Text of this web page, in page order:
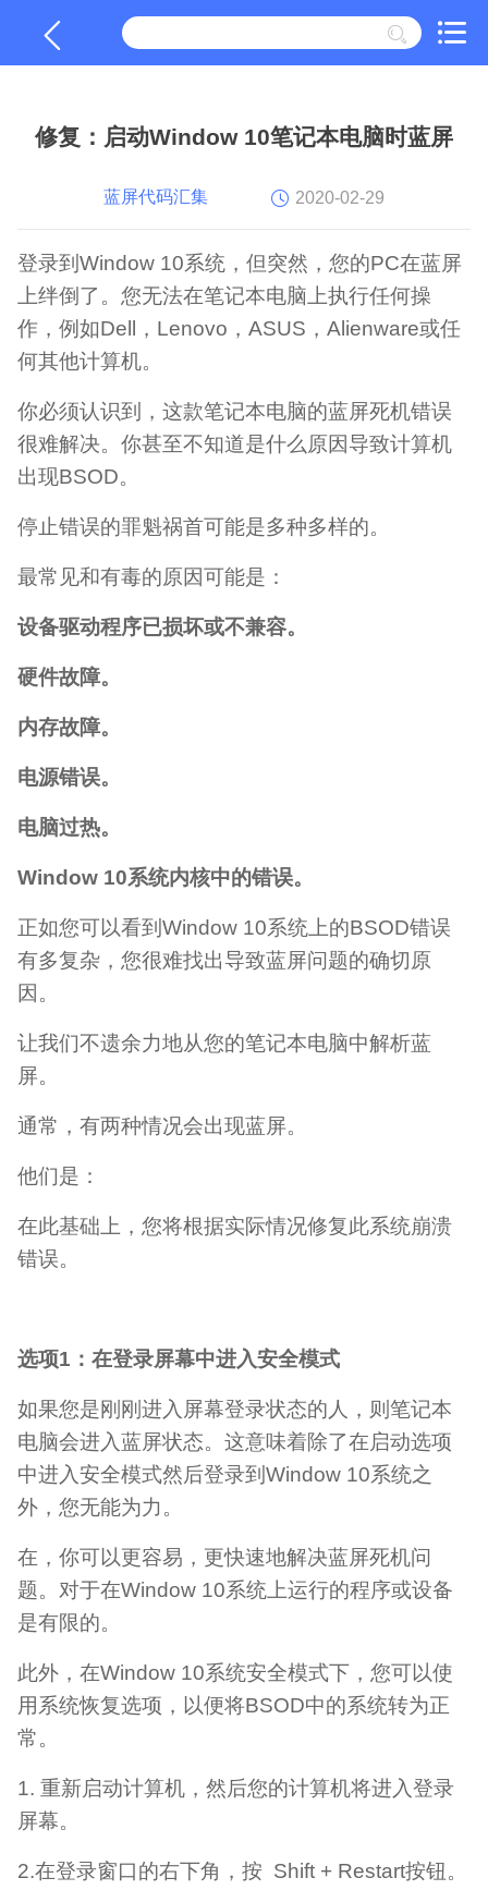
修复：启动Window 10笔记本电脑时蓝屏
蓝屏代码汇集 2020-02-29
登录到Window 10系统，但突然，您的PC在蓝屏
上绊倒了。您无法在笔记本电脑上执行任何操
作，例如Dell，Lenovo，ASUS，Alienware或任
何其他计算机。
你必须认识到，这款笔记本电脑的蓝屏死机错误
很难解决。你甚至不知道是什么原因导致计算机
出现BSOD。
停止错误的罪魁祸首可能是多种多样的。
最常见和有毒的原因可能是：
设备驱动程序已损坏或不兼容。
硬件故障。
内存故障。
电源错误。
电脑过热。
Window 10系统内核中的错误。
正如您可以看到Window 10系统上的BSOD错误
有多复杂，您很难找出导致蓝屏问题的确切原
因。
让我们不遗余力地从您的笔记本电脑中解析蓝
屏。
通常，有两种情况会出现蓝屏。
他们是：
在此基础上，您将根据实际情况修复此系统崩溃
错误。
选项1：在登录屏幕中进入安全模式
如果您是刚刚进入屏幕登录状态的人，则笔记本
电脑会进入蓝屏状态。这意味着除了在启动选项
中进入安全模式然后登录到Window 10系统之
外，您无能为力。
在，你可以更容易，更快速地解决蓝屏死机问
题。对于在Window 10系统上运行的程序或设备
是有限的。
此外，在Window 10系统安全模式下，您可以使
用系统恢复选项，以便将BSOD中的系统转为正
常。
1. 重新启动计算机，然后您的计算机将进入登录
屏幕。
2.在登录窗口的右下角，按 Shift + Restart按钮。